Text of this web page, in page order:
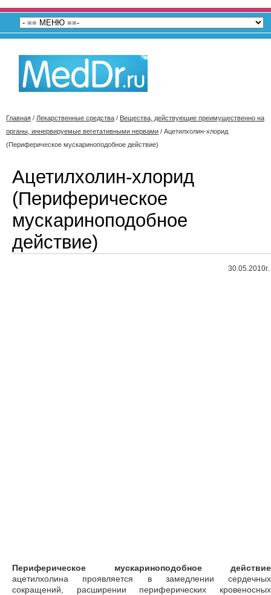
Главная / Лекарственные средства / Вещества, действующие преимущественно на
органы, иннервируемые вегетативными нервами / Ацетилхолин-хлорид
(Периферическое мускариноподобное действие)
Ацетилхолин-хлорид
(Периферическое
мускариноподобное
действие)
30.05.2010г.
Периферическое мускариноподобное действие
ацетилхолина проявляется в замедлении сердечных
сокращений, расширении периферических кровеносных